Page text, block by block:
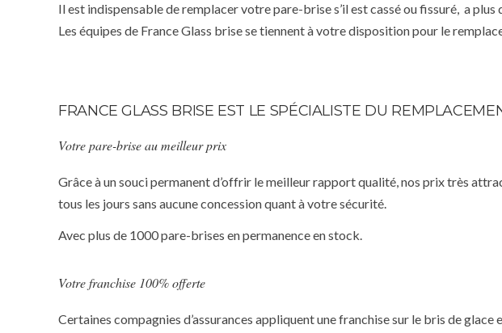
Il est indispensable de remplacer votre pare-brise s’il est cassé ou fissuré, a
Les équipes de France Glass brise se tiennent à votre disposition pour le
FRANCE GLASS BRISE EST LE SPÉCIALISTE DU
Votre pare-brise au meilleur prix
Grâce à un souci permanent d’offrir le meilleur rapport qualité, nos prix très
tous les jours sans aucune concession quant à votre sécurité.
Avec plus de 1000 pare-brises en permanence en stock.
Votre franchise 100% offerte
Certaines compagnies d’assurances appliquent une franchise sur le bris de glace